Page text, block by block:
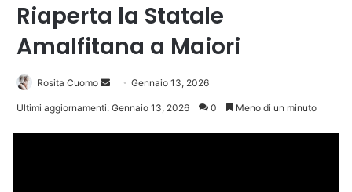
Riaperta la Statale
Amalfitana a Maiori
Rosita Cuomo
Invia Gennaio 13, 2026
Ultimi aggiornamenti: Gennaio 13, 2026 0 Meno di un minuto